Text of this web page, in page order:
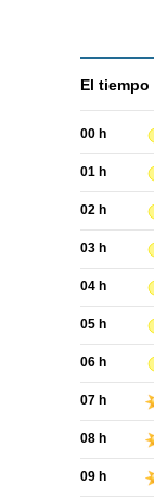
El tiempo
00 h
01 h
02 h
03 h
04 h
05 h
06 h
07 h
08 h
09 h